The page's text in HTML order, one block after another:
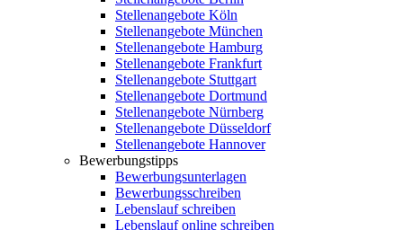
Stellenangebote Köln
Stellenangebote München
Stellenangebote Hamburg
Stellenangebote Frankfurt
Stellenangebote Stuttgart
Stellenangebote Dortmund
Stellenangebote Nürnberg
Stellenangebote Düsseldorf
Stellenangebote Hannover
Bewerbungstipps
Bewerbungsunterlagen
Bewerbungsschreiben
Lebenslauf schreiben
Lebenslauf online schreiben